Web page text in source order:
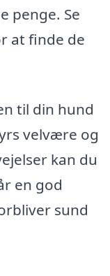
penge. Se
at finde de
til din hund
velvære og
kan du
en god
sund